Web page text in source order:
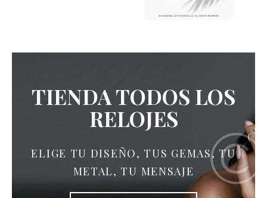
TIENDATODOS LOS
RELOJES
ELIGE TU DISEÑO, TUS GEMAS, TU
METAL, TU MENSAJE